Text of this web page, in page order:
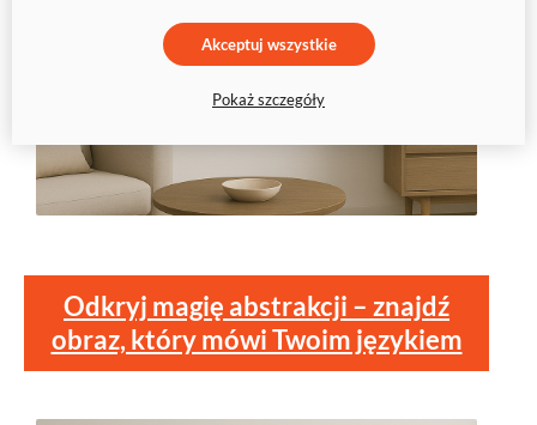
Odkryj magię abstrakcji – znajdź
obraz, który mówi Twoim językiem
Akceptuj wszystkie
Pokaż szczegóły